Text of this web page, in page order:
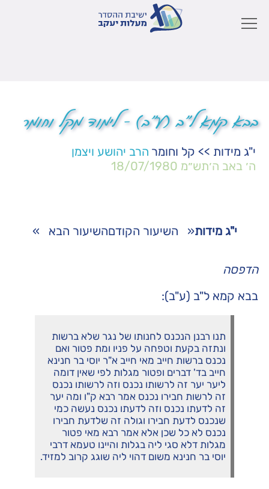
בבא קמא ל"ב (ע"ב) – לימוד מקל וחומר
י"ג מידות >> קל וחומר הרב יהושע ויצמן
ה׳ באב ה׳תש״מ 18/07/1980
י"ג מידות« השיעור הקודםהשיעור הבא »
הדפסה
בבא קמא ל"ב (ע"ב):
תנו רבנן הנכנס לחנותו של נגר שלא ברשות
ונתזה בקעת וטפחה על פניו ומת פטור ואם
נכנס ברשות חייב מאי חייב א"ר יוסי בר חנינא
חייב בד' דברים ופטור מגלות לפי שאין דומה
ליער יער זה לרשותו נכנס וזה לרשותו נכנס
זה לרשות חבירו נכנס אמר רבא ק"ו ומה יער
זה לדעתו נכנס וזה לדעתו נכנס נעשה כמי
שנכנס לדעת חבירו וגולה זה שלדעת חבירו
נכנס לא כל שכן אלא אמר רבא מאי פטור
מגלות דלא סגי ליה בגלות והיינו טעמא דרבי
יוסי בר חנינא משום דהוי ליה שוגג קרוב למזיד.